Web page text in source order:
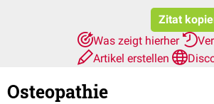
Zitat
Was zeigt hierher
Artikel erstellen
Osteopathie